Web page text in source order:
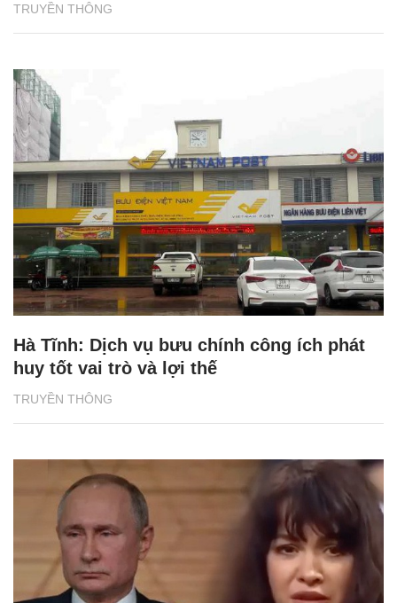
TRUYỀN THÔNG
TRUYỀN THÔNG
Hà Tĩnh: Dịch vụ bưu chính công ích phát
huy tốt vai trò và lợi thế